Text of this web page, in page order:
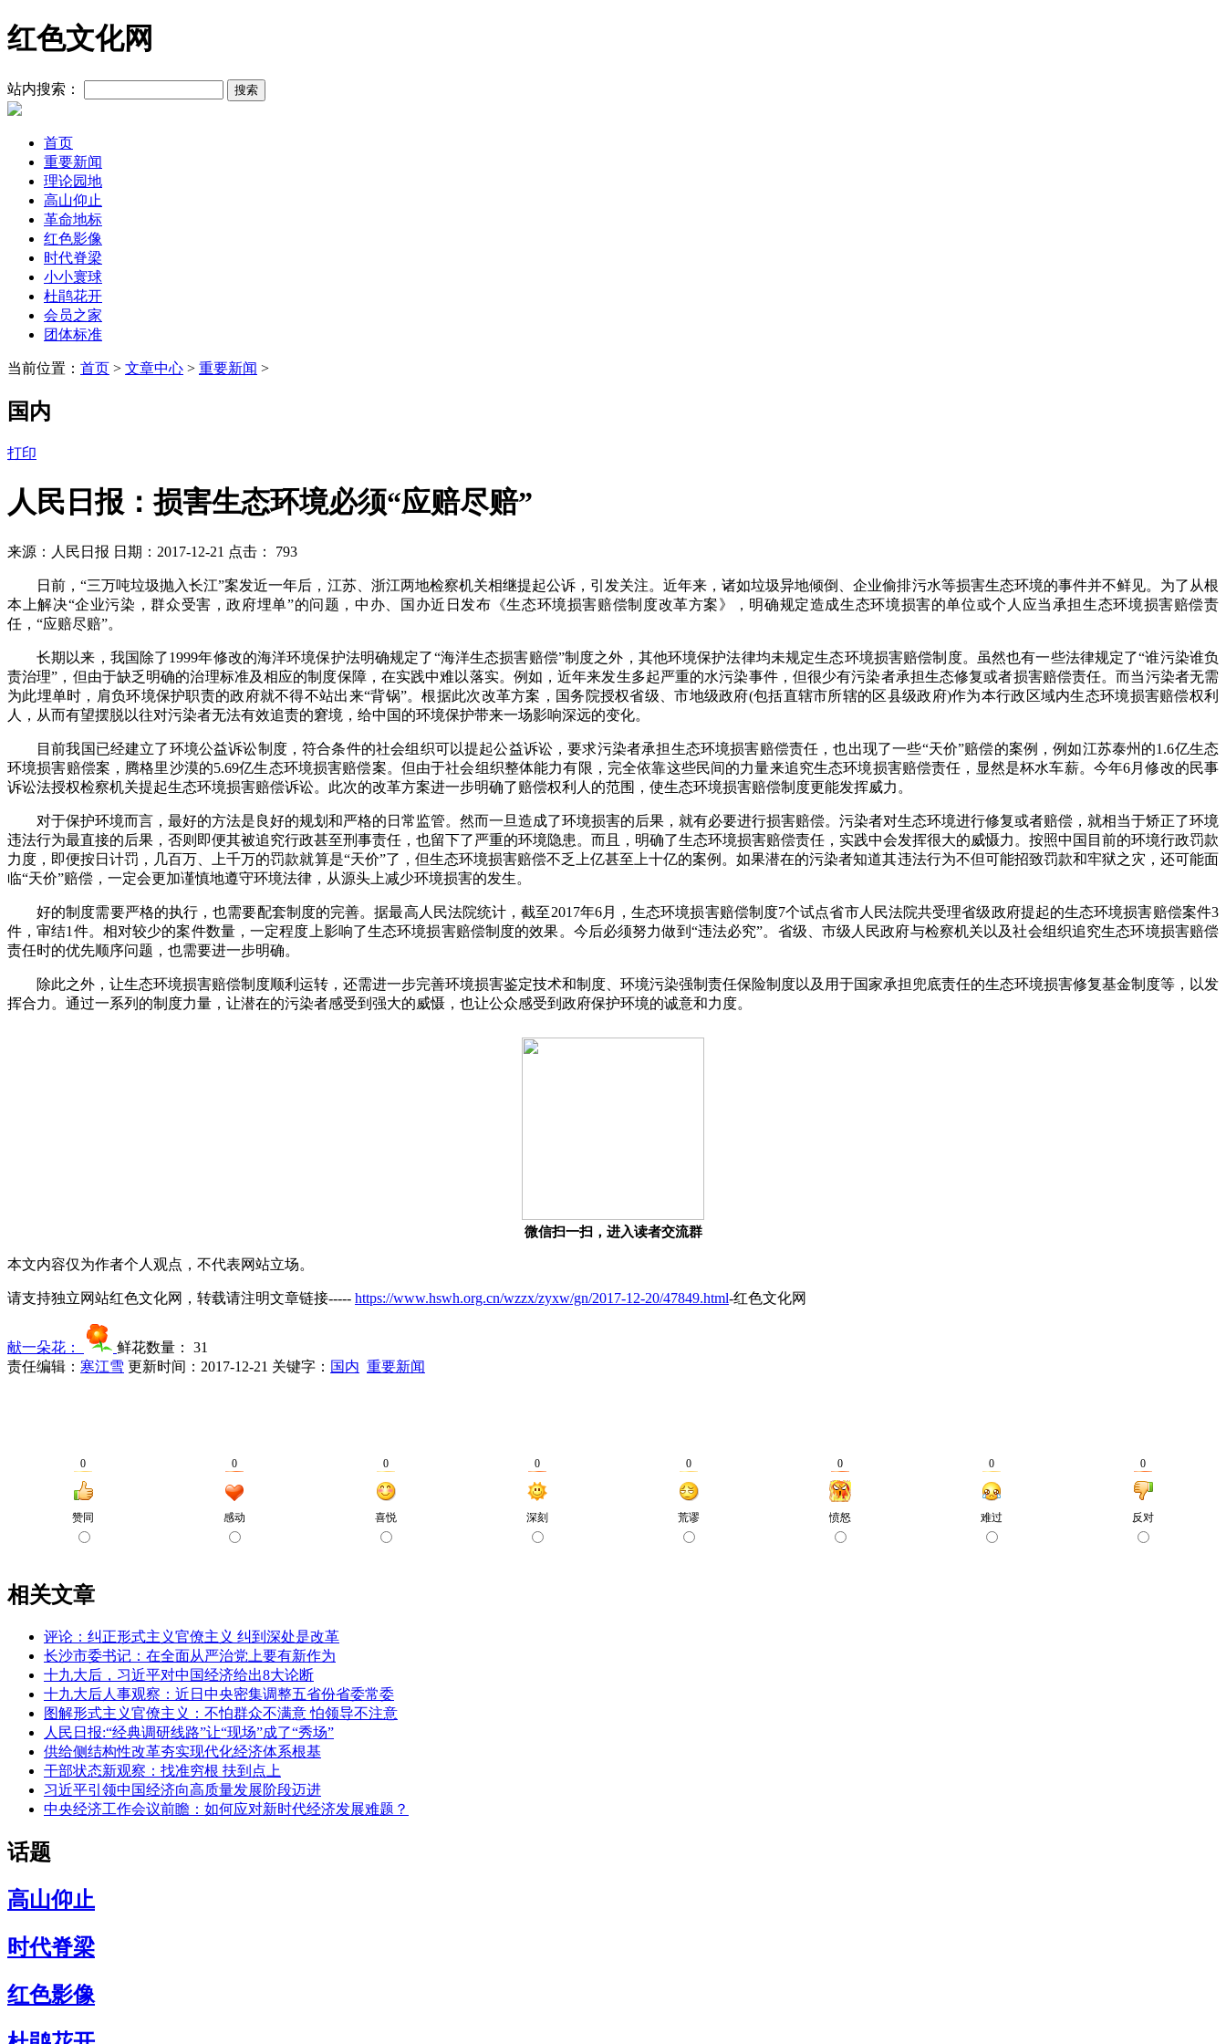
红色文化网
站内搜索：
首页
重要新闻
理论园地
高山仰止
革命地标
红色影像
时代脊梁
小小寰球
杜鹃花开
会员之家
团体标准
当前位置： 首页 > 文章中心 > 重要新闻 >
国内
打印
人民日报：损害生态环境必须“应赔尽赔”
来源：人民日报 日期：2017-12-21 点击： 793
日前，“三万吨垃圾抛入长江”案发近一年后，江苏、浙江两地检察机关相继提起公诉，引发关注。近年来，诸如垃圾异地倾倒、企业偷排污水等损害生态环境的事件并不鲜见。为了从根
本上解决“企业污染，群众受害，政府埋单”的问题，中办、国办近日发布《生态环境损害赔偿制度改革方案》，明确规定造成生态环境损害的单位或个人应当承担生态环境损害赔偿责
任，“应赔尽赔”。
长期以来，我国除了1999年修改的海洋环境保护法明确规定了“海洋生态损害赔偿”制度之外，其他环境保护法律均未规定生态环境损害赔偿制度。虽然也有一些法律规定了“谁污染谁负
责治理”，但由于缺乏明确的治理标准及相应的制度保障，在实践中难以落实。例如，近年来发生多起严重的水污染事件，但很少有污染者承担生态修复或者损害赔偿责任。而当污染者无需
为此埋单时，肩负环境保护职责的政府就不得不站出来“背锅”。根据此次改革方案，国务院授权省级、市地级政府(包括直辖市所辖的区县级政府)作为本行政区域内生态环境损害赔偿权利
人，从而有望摆脱以往对污染者无法有效追责的窘境，给中国的环境保护带来一场影响深远的变化。
目前我国已经建立了环境公益诉讼制度，符合条件的社会组织可以提起公益诉讼，要求污染者承担生态环境损害赔偿责任，也出现了一些“天价”赔偿的案例，例如江苏泰州的1.6亿生态
环境损害赔偿案，腾格里沙漠的5.69亿生态环境损害赔偿案。但由于社会组织整体能力有限，完全依靠这些民间的力量来追究生态环境损害赔偿责任，显然是杯水车薪。今年6月修改的民事
诉讼法授权检察机关提起生态环境损害赔偿诉讼。此次的改革方案进一步明确了赔偿权利人的范围，使生态环境损害赔偿制度更能发挥威力。
对于保护环境而言，最好的方法是良好的规划和严格的日常监管。然而一旦造成了环境损害的后果，就有必要进行损害赔偿。污染者对生态环境进行修复或者赔偿，就相当于矫正了环境
违法行为最直接的后果，否则即便其被追究行政甚至刑事责任，也留下了严重的环境隐患。而且，明确了生态环境损害赔偿责任，实践中会发挥很大的威慑力。按照中国目前的环境行政罚款
力度，即便按日计罚，几百万、上千万的罚款就算是“天价”了，但生态环境损害赔偿不乏上亿甚至上十亿的案例。如果潜在的污染者知道其违法行为不但可能招致罚款和牢狱之灾，还可能面
临“天价”赔偿，一定会更加谨慎地遵守环境法律，从源头上减少环境损害的发生。
好的制度需要严格的执行，也需要配套制度的完善。据最高人民法院统计，截至2017年6月，生态环境损害赔偿制度7个试点省市人民法院共受理省级政府提起的生态环境损害赔偿案件3
件，审结1件。相对较少的案件数量，一定程度上影响了生态环境损害赔偿制度的效果。今后必须努力做到“违法必究”。省级、市级人民政府与检察机关以及社会组织追究生态环境损害赔偿
责任时的优先顺序问题，也需要进一步明确。
除此之外，让生态环境损害赔偿制度顺利运转，还需进一步完善环境损害鉴定技术和制度、环境污染强制责任保险制度以及用于国家承担兜底责任的生态环境损害修复基金制度等，以发
挥合力。通过一系列的制度力量，让潜在的污染者感受到强大的威慑，也让公众感受到政府保护环境的诚意和力度。
微信扫一扫，进入读者交流群
本文内容仅为作者个人观点，不代表网站立场。
请支持独立网站红色文化网，转载请注明文章链接----- https://www.hswh.org.cn/wzzx/zyxw/gn/2017-12-20/47849.html-红色文化网
献一朵花： 鲜花数量： 31
责任编辑： 寒江雪 更新时间：2017-12-21 关键字： 国内 重要新闻
相关文章
评论：纠正形式主义官僚主义 纠到深处是改革
长沙市委书记：在全面从严治党上要有新作为
十九大后，习近平对中国经济给出8大论断
十九大后人事观察：近日中央密集调整五省份省委常委
图解形式主义官僚主义：不怕群众不满意 怕领导不注意
人民日报:“经典调研线路”让“现场”成了“秀场”
供给侧结构性改革夯实现代化经济体系根基
干部状态新观察：找准穷根 扶到点上
习近平引领中国经济向高质量发展阶段迈进
中央经济工作会议前瞻：如何应对新时代经济发展难题？
话题
高山仰止
时代脊梁
红色影像